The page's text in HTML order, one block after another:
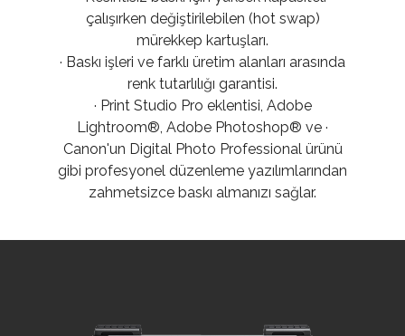
çalışırken değiştirilebilen (hot swap)
mürekkep kartuşları.
· Baskı işleri ve farklı üretim alanları arasında
renk tutarlılığı garantisi.
· Print Studio Pro eklentisi, Adobe
Lightroom®, Adobe Photoshop® ve ·
Canon'un Digital Photo Professional ürünü
gibi profesyonel düzenleme yazılımlarından
zahmetsizce baskı almanızı sağlar.